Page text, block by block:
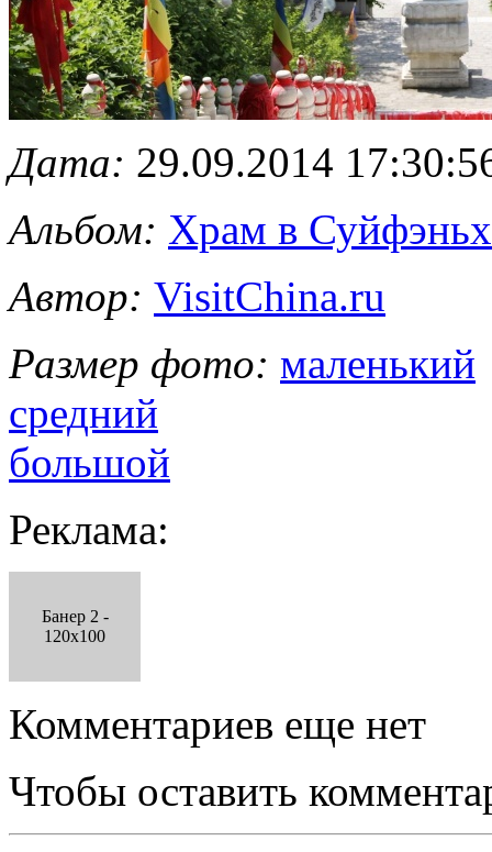
Дата: 29.09.2014
Альбом: Храм в
Автор: VisitChina.ru
Размер фото: маленький
средний
большой
Реклама:
Банер 2 -
120x100
Комментариев еще нет
Чтобы оставить